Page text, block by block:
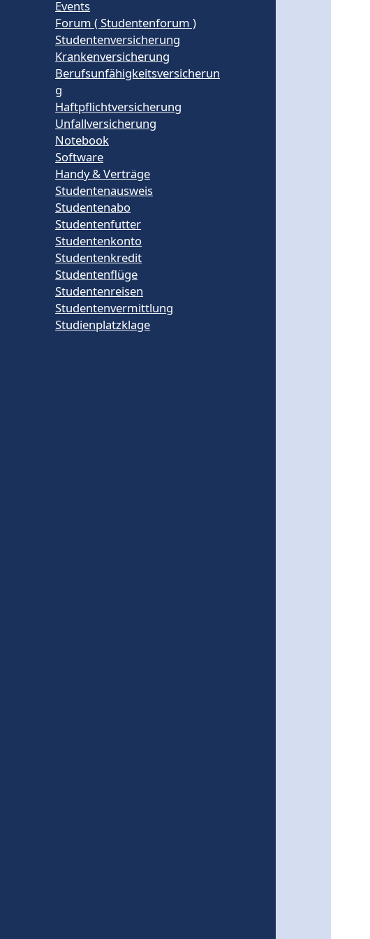
Events
Forum ( Studentenforum )
Studentenversicherung
Krankenversicherung
Berufsunfähigkeitsversicherun
g
Haftpflichtversicherung
Unfallversicherung
Notebook
Software
Handy & Verträge
Studentenausweis
Studentenabo
Studentenfutter
Studentenkonto
Studentenkredit
Studentenflüge
Studentenreisen
Studentenvermittlung
Studienplatzklage